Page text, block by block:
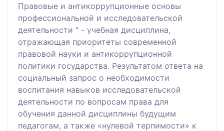
Правовые и антикоррупционные основы
профессиональной и исследовательской
деятельности " - учебная дисциплина,
отражающая приоритеты современной
правовой науки и антикоррупционной
политики государства. Результатом ответа на
социальный запрос о необходимости
воспитания навыков исследовательской
деятельности по вопросам права для
обучения данной дисциплины будущим
педагогам, а также «нулевой терпимости» к